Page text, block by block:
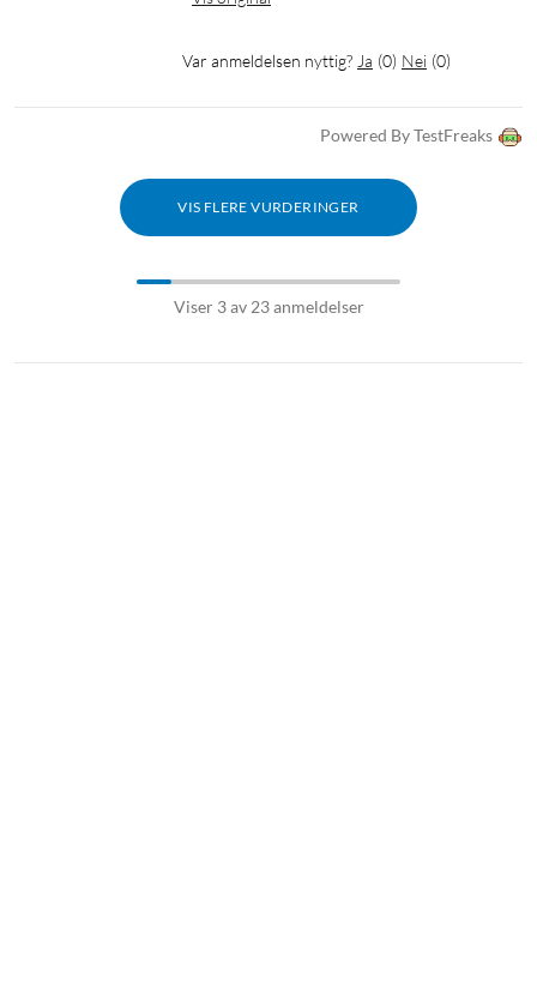
Var anmeldelsen nyttig? Ja (0) Nei (0)
Powered By TestFreaks
VIS FLERE VURDERINGER
Viser 3 av 23 anmeldelser